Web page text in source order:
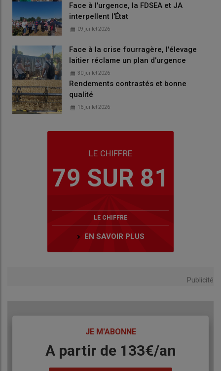
Face à l'urgence, la FDSEA et JA
interpellent l'État
09 juillet 2026
Face à la crise fourragère, l'élevage
laitier réclame un plan d'urgence
30 juillet 2026
Rendements contrastés et bonne
qualité
16 juillet 2026
LE CHIFFRE
79 SUR 81
LE CHIFFRE
EN SAVOIR PLUS
Publicité
JE M'ABONNE
BodyA partir de 133€/an